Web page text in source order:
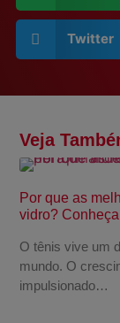
Twitter
Veja
Por que as
vidro?
O tênis vive um
mundo. O
impulsionado…